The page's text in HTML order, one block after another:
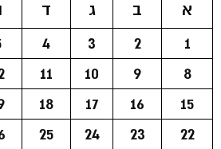
א
ב ג ד
1
2
3
4
8
9
10
11
15
16
17
18
22
23
24
25